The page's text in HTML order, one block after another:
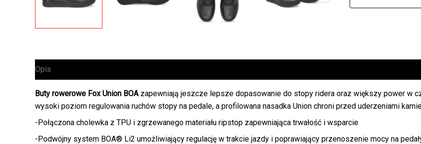
Opis
Buty rowerowe Fox Union BOA zapewniają jeszcze lepsze dopasowanie do stopy ridera oraz większy power w
wysoki poziom regulowania ruchów stopy na pedale, a profilowana nasadka Union chroni przed uderzeniami
-Połączona cholewka z TPU i zgrzewanego materiału ripstop zapewniająca trwałość i wsparcie
-Podwójny system BOA® Li2 umożliwiający regulację w trakcie jazdy i poprawiający przenoszenie mocy na